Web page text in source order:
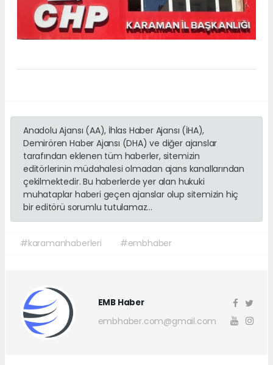
Anadolu Ajansı (AA), İhlas Haber Ajansı (İHA),
Demirören Haber Ajansı (DHA) ve diğer ajanslar
tarafından eklenen tüm haberler, sitemizin
editörlerinin müdahalesi olmadan ajans kanallarından
çekilmektedir. Bu haberlerde yer alan hukuki
muhataplar haberi geçen ajanslar olup sitemizin hiç
bir editörü sorumlu tutulamaz...
#karamanhaberleri #embhaber
EMB Haber
embhaber.com@gmail.com